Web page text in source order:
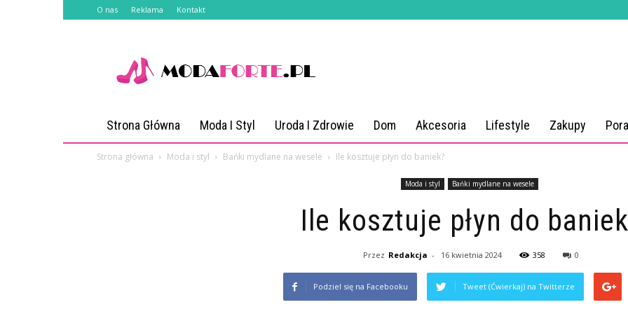
O nas Reklama Kontakt
Strona Główna Moda I Styl Uroda I Zdrowie Dom Akcesoria Lifestyle Zakupy
Strona główna Moda i styl Bańki mydlane na wesele Ile kosztuje płyn do baniek?
Moda i styl Bańki mydlane na wesele
Ile kosztuje płyn do
Przez Redakcja - 16 kwietnia 2024 358 0
Podziel się na Facebooku Tweet (Ćwierkaj) na Twitterze